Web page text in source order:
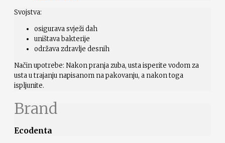
Svojstva:
osigurava svježi dah
uništava bakterije
održava zdravlje desnih
Način upotrebe: Nakon pranja zuba, usta isperite vodom za
usta u trajanju napisanom na pakovanju, a nakon toga
ispljunite.
Brand
Ecodenta